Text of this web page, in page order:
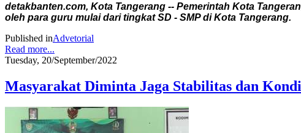
detakbanten.com, Kota Tangerang -- Pemerintah Kota
oleh para guru mulai dari tingkat SD - SMP di Kota Tangerang.
Published inAdvetorial
Read more...
Tuesday, 20/September/2022
Masyarakat Diminta Jaga Stabilitas dan